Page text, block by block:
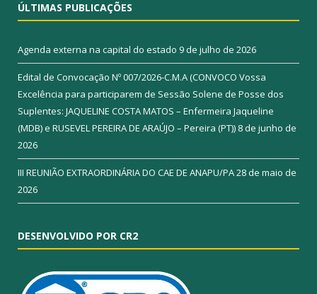
ÚLTIMAS PUBLICAÇÕES
Agenda externa na capital do estado 9 de julho de 2026
Edital de Convocação Nº 007/2026-C.M.A (CONVOCO Vossa
Excelência para participarem de Sessão Solene de Posse dos
Suplentes: JAQUELINE COSTA MATOS – Enfermeira Jaqueline
(MDB) e RUSEVEL PEREIRA DE ARAÚJO – Pereira (PT)) 8 de junho de
2026
III REUNIÃO EXTRAORDINÁRIA DO CAE DE ANAPU/PA28 de maio de
2026
DESENVOLVIDO POR CR2